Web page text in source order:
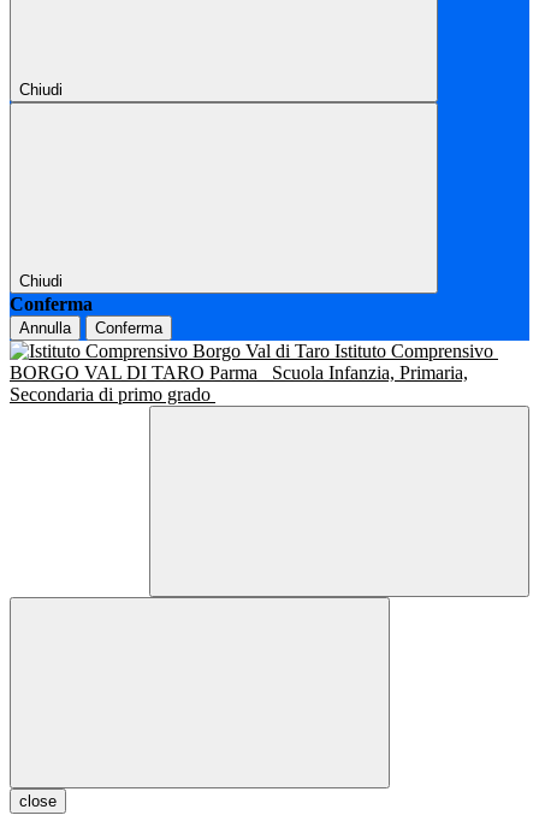
Chiudi
Chiudi
Conferma
Annulla Conferma
Istituto Comprensivo
BORGO VAL DI TARO Parma
Scuola Infanzia, Primaria,
Secondaria di primo grado
close